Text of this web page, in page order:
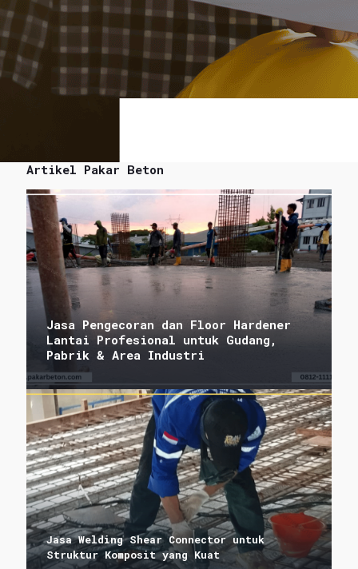
Artikel Pakar Beton
Jasa Pengecoran dan Floor Hardener
Lantai Profesional untuk Gudang,
Pabrik & Area Industri
Jasa Welding Shear Connector untuk
Struktur Komposit yang Kuat